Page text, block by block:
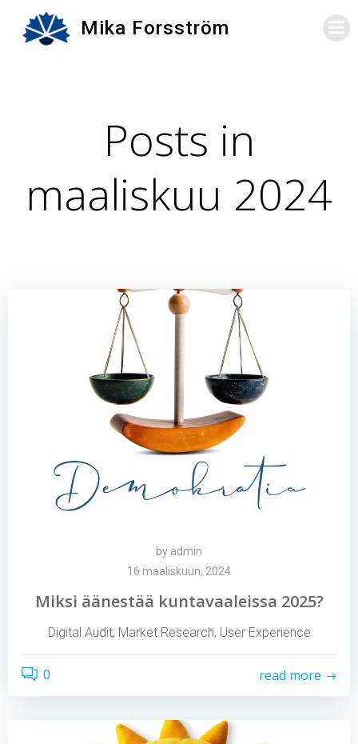
to
Mika Forsström
Posts in
maaliskuu 2024
by admin
16 maaliskuun, 2024
Miksi äänestää kuntavaaleissa 2025?
Digital Audit, Market Research, User Experience
0 read more